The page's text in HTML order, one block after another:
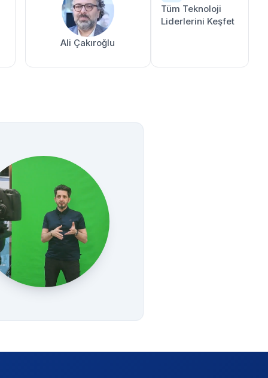
Ali Çakıroğlu
Tüm Teknoloji
Liderlerini Keşfet